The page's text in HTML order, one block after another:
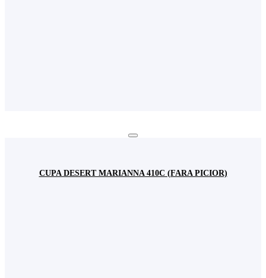
CUPA DESERT MARIANNA 410C (FARA PICIOR)